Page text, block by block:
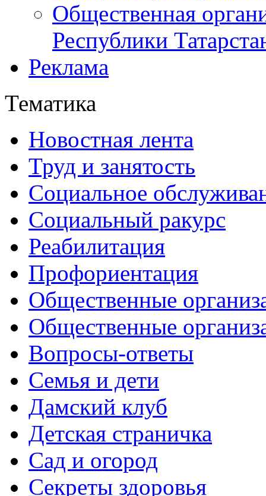
Общественная
Республики
Реклама
Тематика
Новостная лента
Труд и занятость
Социальное
Социальный ракурс
Реабилитация
Профориентация
Общественные
Общественные
Вопросы-ответы
Семья и дети
Дамский клуб
Детская страничка
Сад и огород
Секреты здоровья